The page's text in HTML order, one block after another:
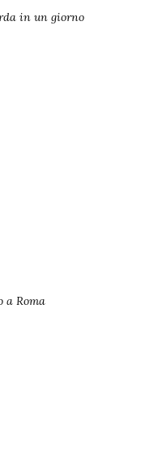
in un giorno
a Roma